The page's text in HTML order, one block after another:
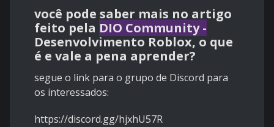
você pode saber mais no artigo
feito pela DIO Community -
Desenvolvimento Roblox, o que
é e vale a pena aprender?
segue o link para o grupo de Discord para
os interessados:
https://discord.gg/hjxhU57R